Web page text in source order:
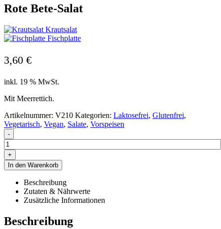
Rote Bete-Salat
Krautsalat
Fischplatte
3,60 €
inkl. 19 % MwSt.
Mit Meerrettich.
Artikelnummer: V210 Kategorien: Laktosefrei, Glutenfrei,
Vegetarisch, Vegan, Salate, Vorspeisen
-
+
In den Warenkorb
Beschreibung
Zutaten & Nährwerte
Zusätzliche Informationen
Beschreibung